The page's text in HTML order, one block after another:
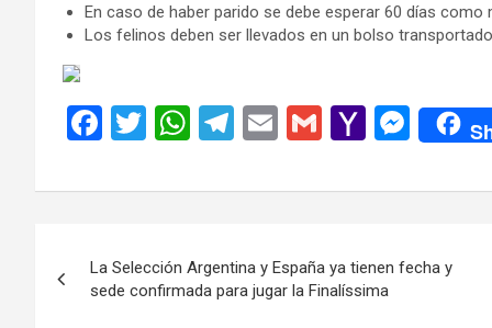
En caso de haber parido se debe esperar 60 días como
Los felinos deben ser llevados en un bolso
F
ce
o
o
T
tt
W
at
A
p
T
e
a
m
E
ail
G
ail
Y
h
o
M
M
se
g
de
La Selección Argentina y España ya tienen fecha y
sede confirmada para jugar la Finalíssima